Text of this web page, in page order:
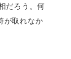
だろう。何
が取れなか